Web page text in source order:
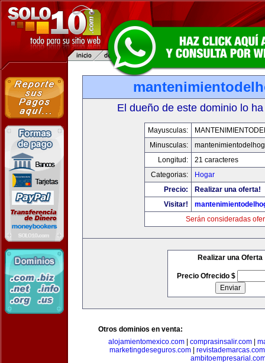
El dueño de este dominio lo
Mayusculas:
Minusculas:
Longitud:
21 caracteres
Categorias:
Hogar
Precio:
Realizar una oferta!
Visitar!
Serán consideradas
Realizar una Oferta
Precio Ofrecido $
Otros dominios en venta:
alojamientomexico.com| comprasinsalir.com|
marketingdeseguros.com
revistademarcas.com